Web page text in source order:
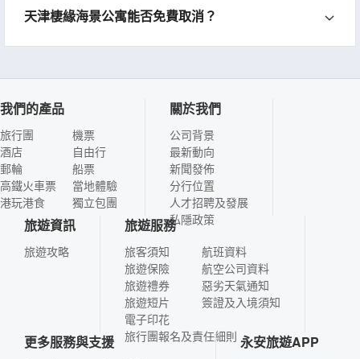
天津棲緣海景公寓能否免費取消？
我們的產品
旅行團
酒店
郵輪
高鐵火車票
港玩港食
機票
自由行
船票
當地體驗
獨立包團
關於我們
公司背景
最新動向
新聞發佈
分行位置
人才招聘及發展
私隱政策
旅遊資訊
旅遊攻略
旅遊服務
旅客須知
旅遊保險
旅遊禮券
旅遊短片
電子印花
航班資料
航空公司資料
惡劣天氣通知
簽證及入境須知
旅行團報名及責任細則
更多服務與支援 永安旅遊APP